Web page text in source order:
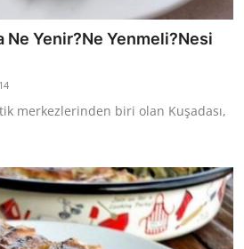
Ne Yenir?Ne Yenmeli?Nesi
merkezlerinden biri olan Kuşadası,